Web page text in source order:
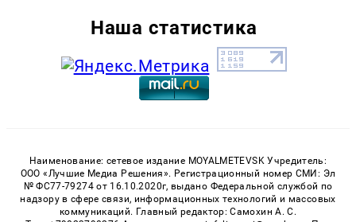
Наша статистика
Наименование: сетевое издание MOYALMETEVSK Учредитель:
ООО «Лучшие Медиа Решения». Регистрационный номер СМИ: Эл
№ ФС77-79274 от 16.10.2020г, выдано Федеральной службой по
надзору в сфере связи, информационных технологий и массовых
коммуникаций. Главный редактор: Самохин А. С.